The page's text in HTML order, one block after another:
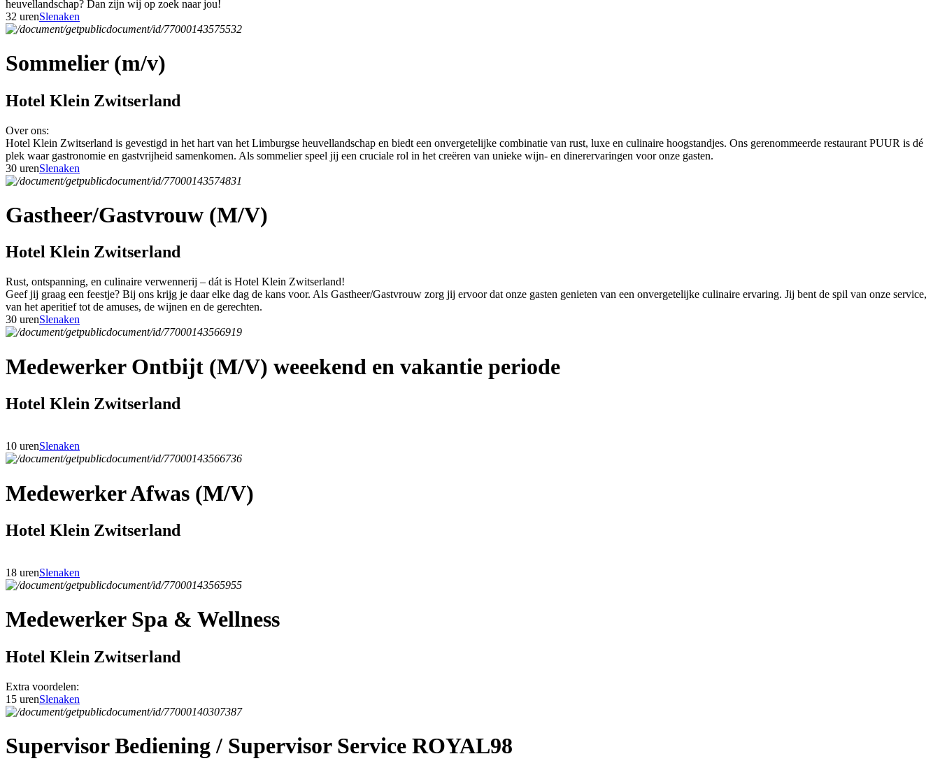
heuvellandschap? Dan zijn wij op zoek naar jou!
32 urenSlenaken
Sommelier (m/v)
Hotel Klein Zwitserland
Over ons:
Hotel Klein Zwitserland is gevestigd in het hart van het Limburgse heuvellandschap en biedt een onvergetelijke combinatie van rust, luxe en culinaire hoogstandjes. Ons gerenommeerde restaurant PUUR is dé
plek waar gastronomie en gastvrijheid samenkomen. Als sommelier speel jij een cruciale rol in het creëren van unieke wijn- en dinerervaringen voor onze gasten.
30 urenSlenaken
Gastheer/Gastvrouw (M/V)
Hotel Klein Zwitserland
Rust, ontspanning, en culinaire verwennerij – dát is Hotel Klein Zwitserland!
Geef jij graag een feestje? Bij ons krijg je daar elke dag de kans voor. Als Gastheer/Gastvrouw zorg jij ervoor dat onze gasten genieten van een onvergetelijke culinaire ervaring. Jij bent de spil van onze service,
van het aperitief tot de amuses, de wijnen en de gerechten.
30 urenSlenaken
Medewerker Ontbijt (M/V) weeekend en vakantie periode
Hotel Klein Zwitserland
10 urenSlenaken
Medewerker Afwas (M/V)
Hotel Klein Zwitserland
18 urenSlenaken
Medewerker Spa & Wellness
Hotel Klein Zwitserland
Extra voordelen:
15 urenSlenaken
Supervisor Bediening / Supervisor Service ROYAL98